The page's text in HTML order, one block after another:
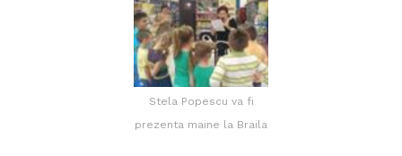
Stela Popescu va fi
prezenta maine la Braila